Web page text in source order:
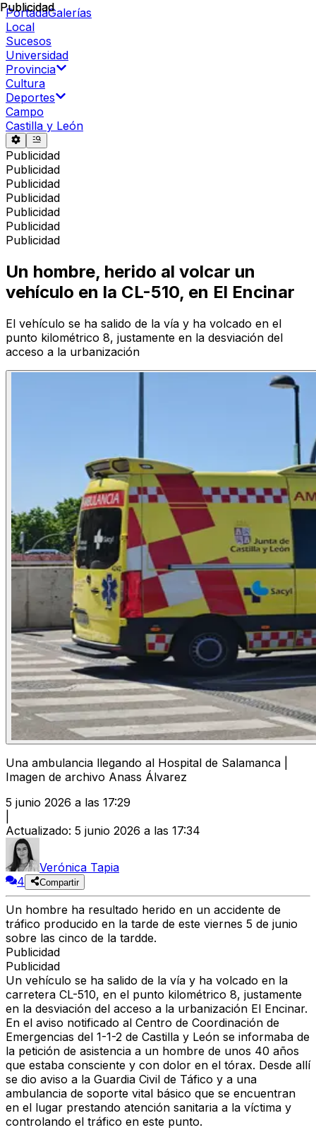
PortadaGalerías
Local
Sucesos
Universidad
Provincia
Cultura
Deportes
Campo
Castilla y León
Publicidad
Publicidad
Publicidad
Publicidad
Publicidad
Publicidad
Publicidad
Publicidad
Un hombre, herido al volcar un
vehículo en la CL-510, en El Encinar
El vehículo se ha salido de la vía y ha volcado en el
punto kilométrico 8, justamente en la desviación del
acceso a la urbanización
Una ambulancia llegando al Hospital de Salamanca |
Imagen de archivo Anass Álvarez
5 junio 2026 a las 17:29
Actualizado: 5 junio 2026 a las 17:34
Verónica Tapia
4
Compartir
Un hombre ha resultado herido en un accidente de
tráfico producido en la tarde de este viernes 5 de junio
sobre las cinco de la tardde.
Publicidad
Publicidad
Un vehículo se ha salido de la vía y ha volcado en la
carretera CL-510, en el punto kilométrico 8, justamente
en la desviación del acceso a la urbanización El Encinar.
En el aviso notificado al Centro de Coordinación de
Emergencias del 1-1-2 de Castilla y León se informaba de
la petición de asistencia a un hombre de unos 40 años
que estaba consciente y con dolor en el tórax. Desde allí
se dio aviso a la Guardia Civil de Táfico y a una
ambulancia de soporte vital básico que se encuentran
en el lugar prestando atención sanitaria a la víctima y
controlando el tráfico en este punto.
Publicidad